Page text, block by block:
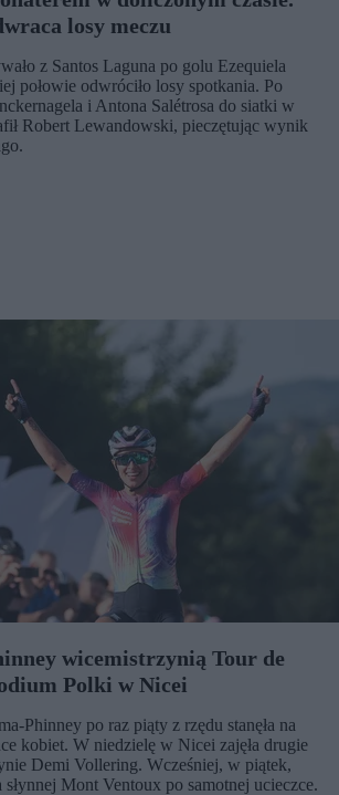
losy meczu
z Santos Laguna po golu Ezequiela
połowie odwróciło losy spotkania. Po
i Antona Salétrosa do siatki w
Robert Lewandowski, pieczętując wynik
wicemistrzynią Tour de
Polki w Nicei
Phinney po raz piąty z rzędu stanęła na
kobiet. W niedzielę w Nicei zajęła drugie
Demi Vollering. Wcześniej, w piątek,
słynnej Mont Ventoux po samotnej ucieczce.